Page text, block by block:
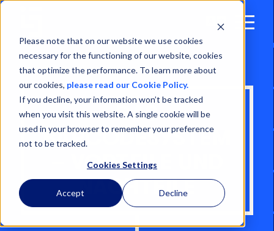
Please note that on our website we use cookies
necessary for the functioning of our website, cookies
that optimize the performance. To learn more about
our cookies, please read our Cookie Policy.
If you decline, your information won’t be tracked
when you visit this website. A single cookie will be
used in your browser to remember your preference
not to be tracked.
Cookies Settings
Accept Decline
Open
DAS
BARCODESYSTEM
– VORTEILE UND
NACHTEILE